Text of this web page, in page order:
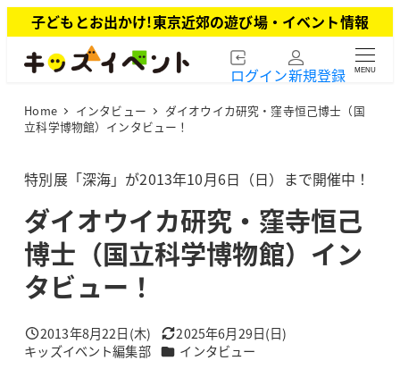
イ
子どもとお出かけ!東京近郊の遊び場・イベント情報
ログイン新規登録 MENU
Home インタビュー
ダイオウイカ研究・窪寺恒己博士（国
立科学博物館）インタビュー！
特別展「深海」が2013年10月6日（日）まで開催中！
ダイオウイカ研究・窪寺恒己
博士（国立科学博物館）イン
タビュー！
投稿日
2013年8月22日(木) 更新日
2025年6月29日(日)
著
キッズイベント編集部 カテゴリー
インタビュー